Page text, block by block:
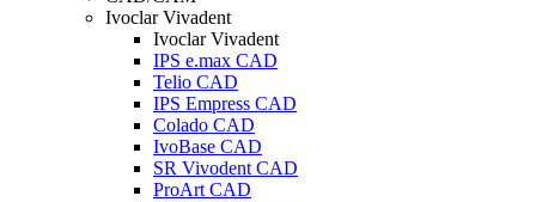
Ivoclar Vivadent
Ivoclar Vivadent
IPS e.max CAD
Telio CAD
IPS Empress CAD
Colado CAD
IvoBase CAD
SR Vivodent CAD
ProArt CAD